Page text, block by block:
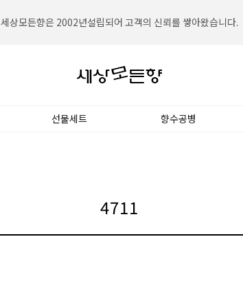
세상모든향은 2002년설립되어 고객의 신뢰를 쌓아왔습니다.
세상모든향은 대한민국 NO.1향수전문쇼핑몰입니다.
선물세트 향수공병
4711